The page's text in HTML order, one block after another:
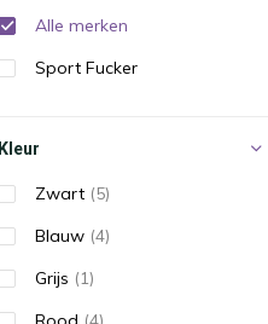
Alle merken
Sport Fucker
Kleur
Zwart (5)
Blauw (4)
Grijs (1)